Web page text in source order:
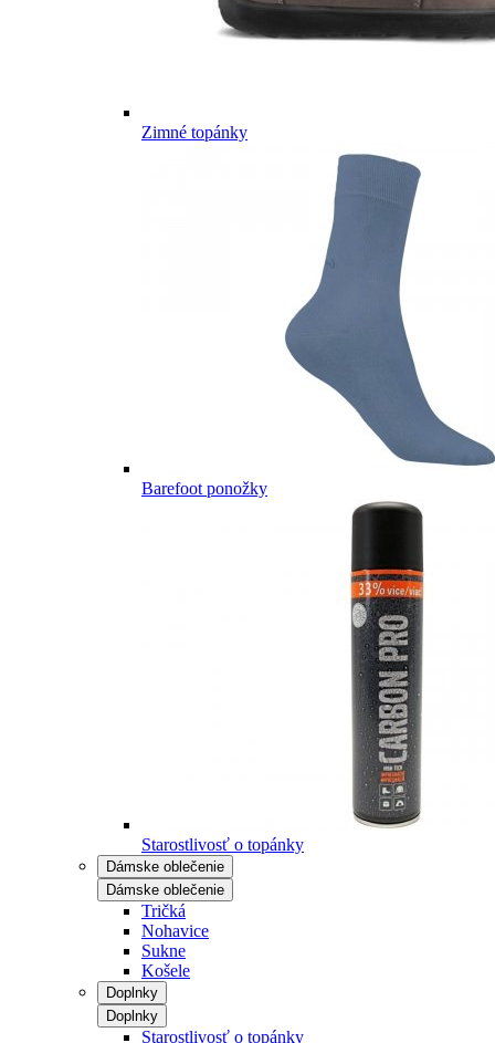
Zimné topánky
Barefoot ponožky
Starostlivosť o topánky
Dámske oblečenie
Dámske oblečenie
Tričká
Nohavice
Sukne
Košele
Doplnky
Doplnky
Starostlivosť o topánky